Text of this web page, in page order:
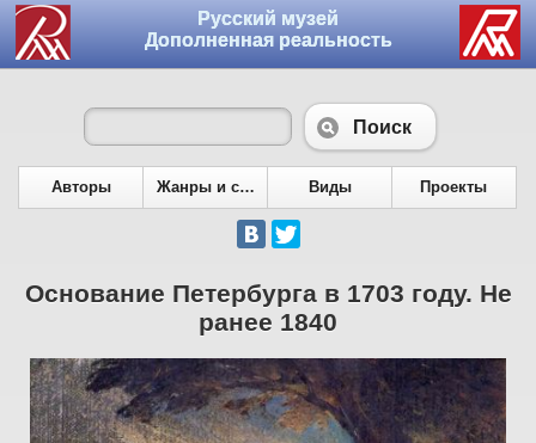
Русский музей
Дополненная реальность
Поиск
Авторы Жанры и сюжеты Виды Проекты
Основание Петербурга в 1703 году. Не
ранее 1840